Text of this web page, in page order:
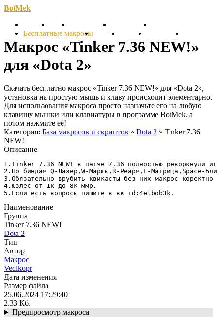
BotMek
Скачать
Обзор Обновления Инструкция
Бесплатные макросы Тарифы Отзывы Поддержка
Макрос «Tinker 7.36 NEW!»
для «Dota 2»
Скачать бесплатно макрос «Tinker 7.36 NEW!» для «Dota 2»,
установка на простую мышь и клаву происходит элементарно.
Для использования макроса просто назначьте его на любую
клавишу мышки или клавиатуры в программе BotMek, а
потом нажмите её!
Категория: База макросов и скриптов » Dota 2 » Tinker 7.36
NEW!
Описание
1.Tinker 7.36 NEW! в патче 7.36 полностью реворкнули
2.По биндам Q-Лазер,W-Маршы,R-Реарм,E-Матрица,Space-
3.Обязательно врубить квикасты без них макрос
4.Юзлес от 1к до 8к ммр.
5.Если есть вопросы пишите в вк id:4elbob3k.
Наименование
Группа
Tinker 7.36 NEW!
Dota 2
Тип
Автор
Макрос
Vedikopr
Дата изменения
Размер файла
25.06.2024 17:29:40
2.33 Кб.
Предпросмотр макроса